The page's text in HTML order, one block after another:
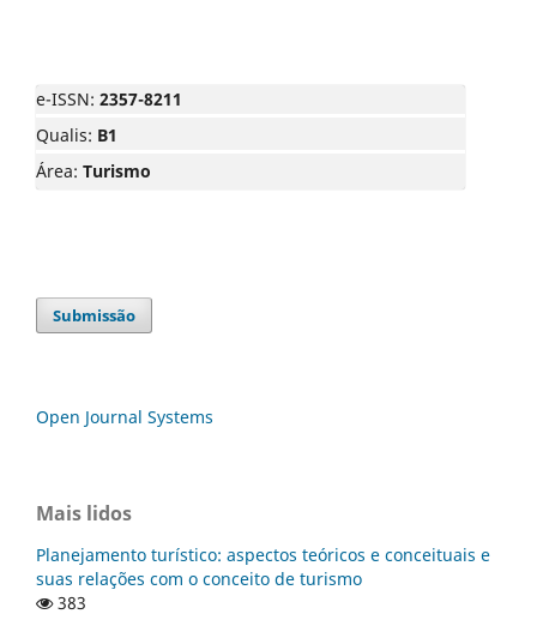
e-ISSN: 2357-8211
Qualis: B1
Área: Turismo
Submissão
Open Journal Systems
Mais lidos
Planejamento turístico: aspectos teóricos e conceituais e
suas relações com o conceito de turismo
383